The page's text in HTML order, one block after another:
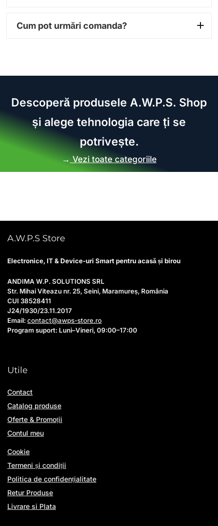
garanție între 12 și 36
Cum pot urmări comanda?
Descoperă produsele A.W.P.S. Shop
și alege tehnologia care ți se
potrivește.
→Vezi toate categoriile
A.W.P.S Store
Electronice, IT & Device-uri Smart pentru acasă și birou
ANDIMA W.P. SOLUTIONS SRL
Str. Mihai Viteazu nr. 25, Seini, Maramureș, România
CUI 38528411
J24/1930/23.11.2017
Email: contact@awps-store.ro
Program suport: Luni–Vineri, 09:00–17:00
Utile
Contact
Catalog produse
Oferte & Promoții
Contul meu
Cookie
Termeni și condiții
Politica de confidențialitate
Retur Produse
Livrare si Plata